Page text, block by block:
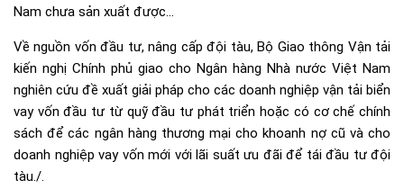
Nam chưa sản xuất được…
Về nguồn vốn đầu tư, nâng cấp đội tàu, Bộ Giao thông Vận tải
kiến nghị Chính phủ giao cho Ngân hàng Nhà nước Việt Nam
nghiên cứu đề xuất giải pháp cho các doanh nghiệp vận tải biển
vay vốn đầu tư từ quỹ đầu tư phát triển hoặc có cơ chế chính
sách để các ngân hàng thương mại cho khoanh nợ cũ và cho
doanh nghiệp vay vốn mới với lãi suất ưu đãi để tái đầu tư đội
tàu./.